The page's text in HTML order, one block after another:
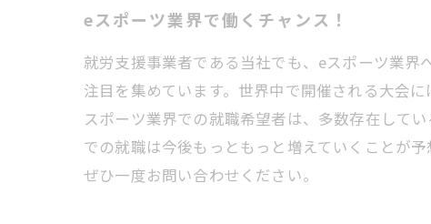
eスポーツ業界で働くチャンス！
就労支援事業者である当社でも、eスポーツ業界
注目を集めています。世界中で開催される大会
スポーツ業界での就職希望者は、多数存在して
での就職は今後もっともっと増えていくことが
ぜひ一度お問い合わせください。